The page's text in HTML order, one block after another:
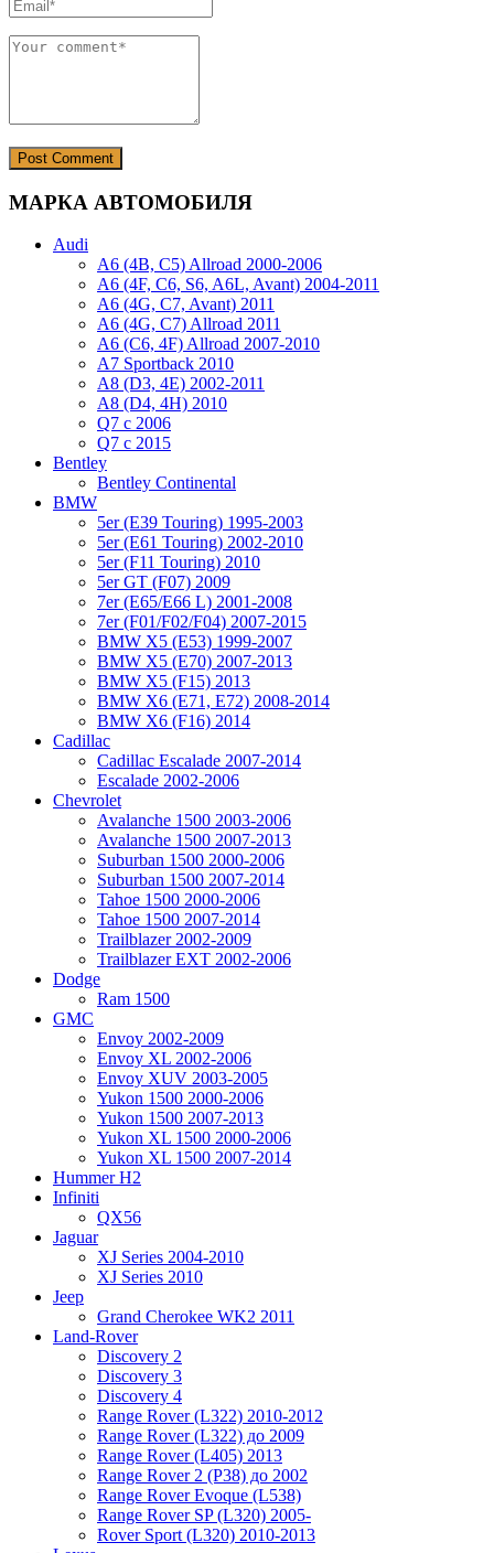
МАРКА АВТОМОБИЛЯ
Audi
A6 (4B, C5) Allroad 2000-2006
A6 (4F, C6, S6, A6L, Avant) 2004-2011
A6 (4G, C7, Avant) 2011
A6 (4G, C7) Allroad 2011
A6 (C6, 4F) Allroad 2007-2010
A7 Sportback 2010
A8 (D3, 4E) 2002-2011
A8 (D4, 4H) 2010
Q7 с 2006
Q7 с 2015
Bentley
Bentley Continental
BMW
5er (E39 Touring) 1995-2003
5er (E61 Touring) 2002-2010
5er (F11 Touring) 2010
5er GT (F07) 2009
7er (E65/E66 L) 2001-2008
7er (F01/F02/F04) 2007-2015
BMW X5 (E53) 1999-2007
BMW X5 (E70) 2007-2013
BMW X5 (F15) 2013
BMW X6 (E71, E72) 2008-2014
BMW X6 (F16) 2014
Cadillac
Cadillac Escalade 2007-2014
Escalade 2002-2006
Chevrolet
Avalanche 1500 2003-2006
Avalanche 1500 2007-2013
Suburban 1500 2000-2006
Suburban 1500 2007-2014
Tahoe 1500 2000-2006
Tahoe 1500 2007-2014
Trailblazer 2002-2009
Trailblazer EXT 2002-2006
Dodge
Ram 1500
GMC
Envoy 2002-2009
Envoy XL 2002-2006
Envoy XUV 2003-2005
Yukon 1500 2000-2006
Yukon 1500 2007-2013
Yukon XL 1500 2000-2006
Yukon XL 1500 2007-2014
Hummer H2
Infiniti
QX56
Jaguar
XJ Series 2004-2010
XJ Series 2010
Jeep
Grand Cherokee WK2 2011
Land-Rover
Discovery 2
Discovery 3
Discovery 4
Range Rover (L322) 2010-2012
Range Rover (L322) до 2009
Range Rover (L405) 2013
Range Rover 2 (P38) до 2002
Range Rover Evoque (L538)
Range Rover SP (L320) 2005-
Rover Sport (L320) 2010-2013